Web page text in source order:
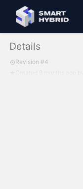
Details
Revision #4